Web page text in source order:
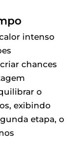
intenso
chances
o
exibindo
etapa, o